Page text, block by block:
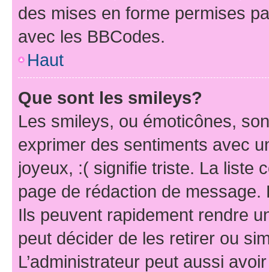
des mises en forme permises
avec les BBCodes.
Haut
Que sont les smileys?
Les smileys, ou émoticônes,
exprimer des sentiments avec
joyeux, :( signifie triste. La liste
page de rédaction de
Ils peuvent rapidement rendre
peut décider de les retirer ou
L’administrateur peut aussi